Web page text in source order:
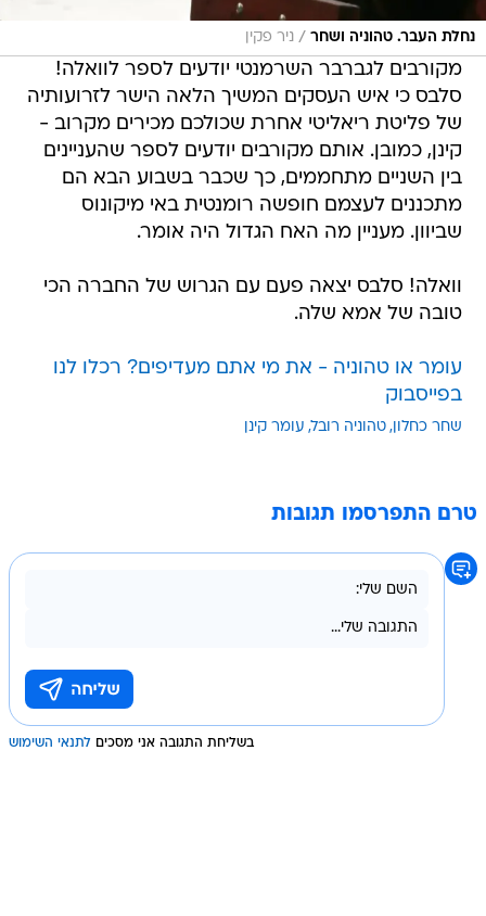
נחלת העבר. טהוניה ושחר / ניר פקין
מקורבים לגברבר השרמנטי יודעים לספר לוואלה!
סלבס כי איש העסקים המשיך הלאה הישר לזרועותיה
של פליטת ריאליטי אחרת שכולכם מכירים מקרוב -
קינן, כמובן. אותם מקורבים יודעים לספר שהעניינים
בין השניים מתחממים, כך שכבר בשבוע הבא הם
מתכננים לעצמם חופשה רומנטית באי מיקונוס
שביוון. מעניין מה האח הגדול היה אומר.
וואלה! סלבס יצאה פעם עם הגרוש של החברה הכי
טובה של אמא שלה.
עומר או טהוניה - את מי אתם מעדיפים? רכלו לנו
בפייסבוק
שחר כחלון טהוניה רובל עומר קינן
טרם התפרסמו תגובות
בשליחת התגובה אני מסכים לתנאי השימוש